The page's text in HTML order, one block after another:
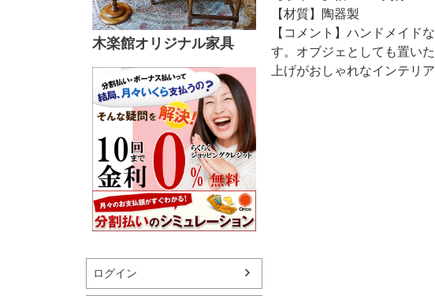
木楽館オリジナル家具
ログイン
【材質】陶器製
【コメント】ハンドメイド
す。オブジェとしても置い
上げがおしゃれなインテリ